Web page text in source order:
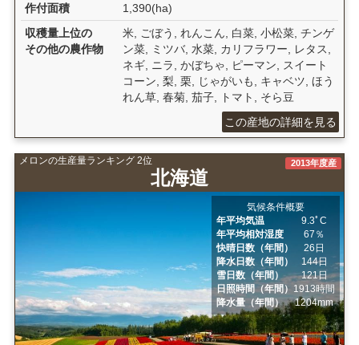
作付面積
1,390(ha)
収穫量上位の
その他の農作物
米, ごぼう, れんこん, 白菜, 小松菜, チンゲ
ン菜, ミツバ, 水菜, カリフラワー, レタス,
ネギ, ニラ, かぼちゃ, ピーマン, スイート
コーン, 梨, 栗, じゃがいも, キャベツ, ほう
れん草, 春菊, 茄子, トマト, そら豆
この産地の詳細を見る
メロンの生産量ランキング 2位
北海道
2013年度産
気候条件概要
年平均気温
9.3ﾟC
年平均相対湿度
67％
快晴日数（年間）
26日
降水日数（年間）
144日
雪日数（年間）
121日
日照時間（年間） 1913時間
降水量（年間）
1204mm